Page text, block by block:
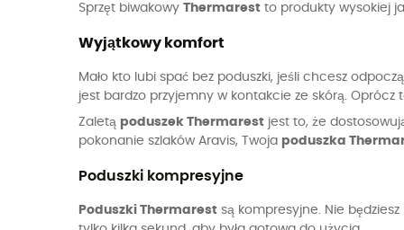
Sprzęt biwakowy Thermarest to produkty wysokiej
Wyjątkowy komfort
Mało kto lubi spać bez poduszki, jeśli chcesz
jest bardzo przyjemny w kontakcie ze skórą. Oprócz
Zaletą poduszek Thermarest jest to, że
pokonanie szlaków Aravis, Twoja poduszka
Poduszki kompresyjne
Poduszki Thermarest są kompresyjne. Nie